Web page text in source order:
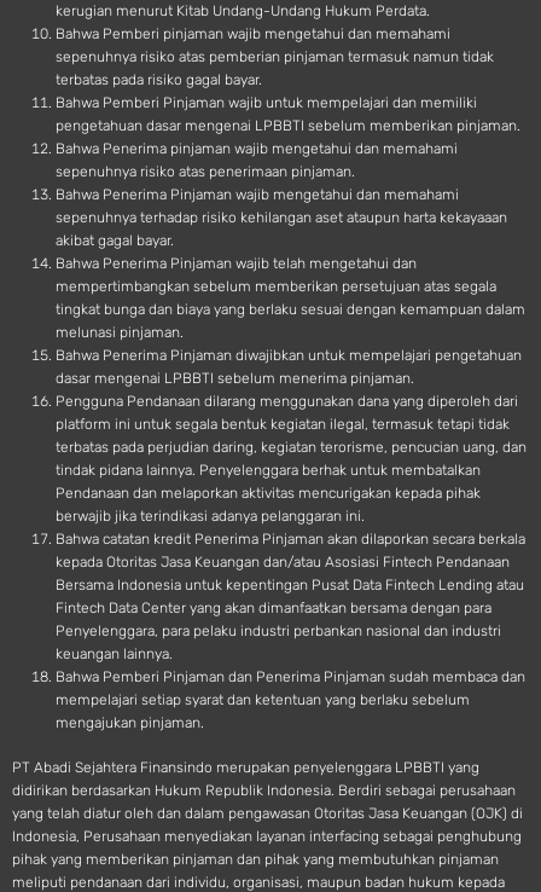
kerugian menurut Kitab Undang-Undang Hukum Perdata.
Bahwa Pemberi pinjaman wajib mengetahui dan memahami
sepenuhnya risiko atas pemberian pinjaman termasuk namun tidak
terbatas pada risiko gagal bayar.
Bahwa Pemberi Pinjaman wajib untuk mempelajari dan memiliki
pengetahuan dasar mengenai LPBBTI sebelum memberikan pinjaman.
Bahwa Penerima pinjaman wajib mengetahui dan memahami
sepenuhnya risiko atas penerimaan pinjaman.
Bahwa Penerima Pinjaman wajib mengetahui dan memahami
sepenuhnya terhadap risiko kehilangan aset ataupun harta kekayaaan
akibat gagal bayar.
Bahwa Penerima Pinjaman wajib telah mengetahui dan
mempertimbangkan sebelum memberikan persetujuan atas segala
tingkat bunga dan biaya yang berlaku sesuai dengan kemampuan dalam
melunasi pinjaman.
Bahwa Penerima Pinjaman diwajibkan untuk mempelajari pengetahuan
dasar mengenai LPBBTI sebelum menerima pinjaman.
Pengguna Pendanaan dilarang menggunakan dana yang diperoleh dari
platform ini untuk segala bentuk kegiatan ilegal, termasuk tetapi tidak
terbatas pada perjudian daring, kegiatan terorisme, pencucian uang, dan
tindak pidana lainnya. Penyelenggara berhak untuk membatalkan
Pendanaan dan melaporkan aktivitas mencurigakan kepada pihak
berwajib jika terindikasi adanya pelanggaran ini.
Bahwa catatan kredit Penerima Pinjaman akan dilaporkan secara berkala
kepada Otoritas Jasa Keuangan dan/atau Asosiasi Fintech Pendanaan
Bersama Indonesia untuk kepentingan Pusat Data Fintech Lending atau
Fintech Data Center yang akan dimanfaatkan bersama dengan para
Penyelenggara, para pelaku industri perbankan nasional dan industri
keuangan lainnya.
Bahwa Pemberi Pinjaman dan Penerima Pinjaman sudah membaca dan
mempelajari setiap syarat dan ketentuan yang berlaku sebelum
mengajukan pinjaman.
PT Abadi Sejahtera Finansindo merupakan penyelenggara LPBBTI yang
didirikan berdasarkan Hukum Republik Indonesia. Berdiri sebagai perusahaan
yang telah diatur oleh dan dalam pengawasan Otoritas Jasa Keuangan (OJK) di
Indonesia, Perusahaan menyediakan layanan interfacing sebagai penghubung
pihak yang memberikan pinjaman dan pihak yang membutuhkan pinjaman
meliputi pendanaan dari individu, organisasi, maupun badan hukum kepada